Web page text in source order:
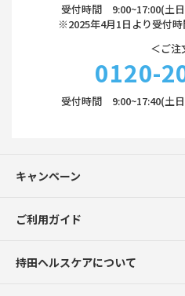
受付時間 9:00~17:00(土
※2025年4月1日より受付時
＜ご注
0120-
受付時間 9:00~17:40(土
キャンペーン
ご利用ガイド
持田ヘルスケアについて